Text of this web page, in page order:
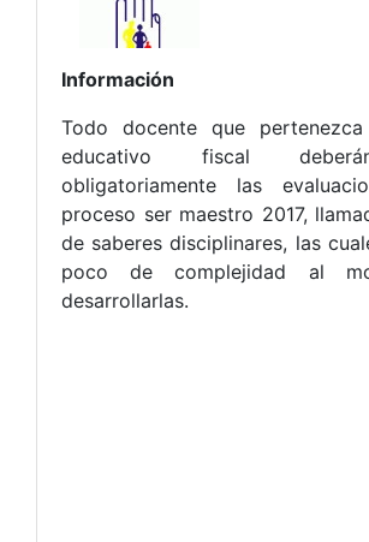
Información
Todo docente que
educativo fiscal
obligatoriamente las
proceso ser maestro 2017,
de saberes disciplinares, las
poco de complejidad al
desarrollarlas.